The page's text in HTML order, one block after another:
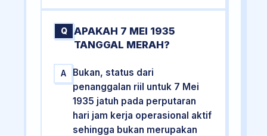
Q
APAKAH 7 MEI 1935
TANGGAL MERAH?
A
Bukan, status dari
penanggalan riil untuk 7 Mei
1935 jatuh pada perputaran
hari jam kerja operasional aktif
sehingga bukan merupakan